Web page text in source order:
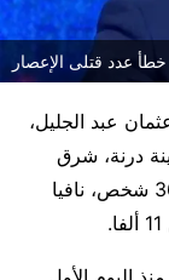
عبد الجليل،
درنة، شرق
البلاد، منذ بداية إعصار “دانيال” هو حولي 3600 شخص، نافيا